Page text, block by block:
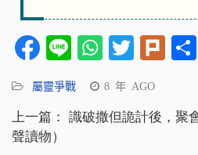
Facebook
Line
屬靈爭戰 8 年 AGO
上一篇： 識破撒但詭計後，聚
聲讀物）